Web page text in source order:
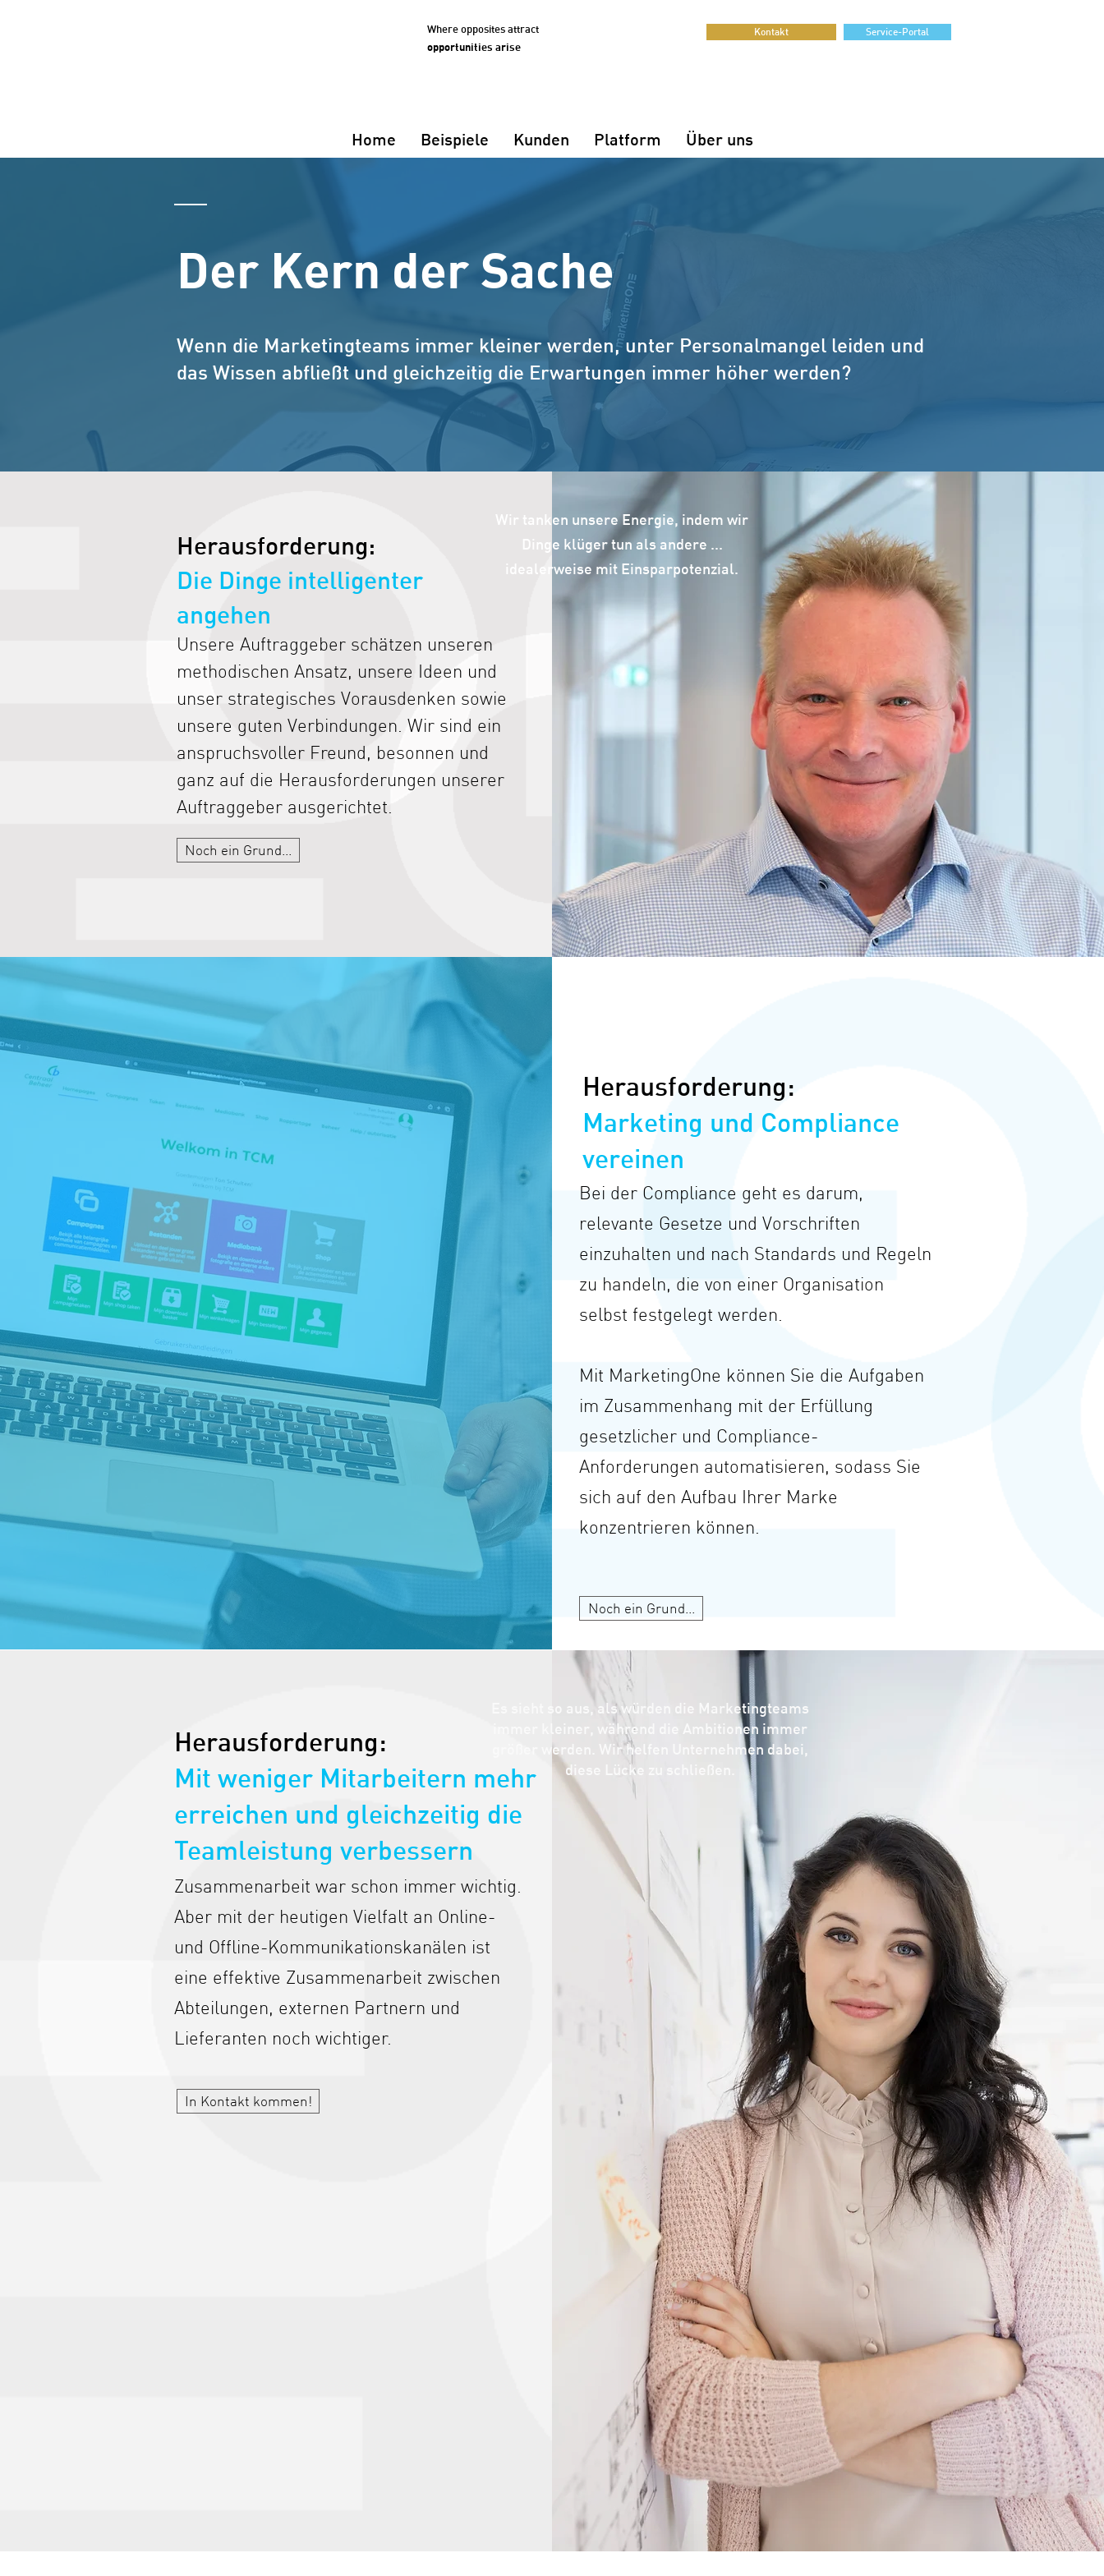
Where opposites attract
opportunities arise
Kontakt Service-Portal
Home Beispiele Kunden Platform Über uns
Der Kern der Sache
Wenn die Marketingteams immer kleiner werden, unter Personalmangel leiden und
das Wissen abfließt und gleichzeitig die Erwartungen immer höher werden?
Herausforderung:
Die Dinge intelligenter
angehen
Unsere Auftraggeber schätzen unseren
methodischen Ansatz, unsere Ideen und
unser strategisches Vorausdenken sowie
unsere guten Verbindungen. Wir sind ein
anspruchsvoller Freund, besonnen und
ganz auf die Herausforderungen unserer
Auftraggeber ausgerichtet.
Noch ein Grund...
Wir tanken unsere Energie, indem wir
Dinge klüger tun als andere ...
idealerweise mit Einsparpotenzial.
Herausforderung:
Marketing und Compliance
vereinen
Bei der Compliance geht es darum,
relevante Gesetze und Vorschriften
einzuhalten und nach Standards und Regeln
zu handeln, die von einer Organisation
selbst festgelegt werden.
Mit MarketingOne können Sie die Aufgaben
im Zusammenhang mit der Erfüllung
gesetzlicher und Compliance-
Anforderungen automatisieren, sodass Sie
sich auf den Aufbau Ihrer Marke
konzentrieren können.
Noch ein Grund...
Herausforderung:
Mit weniger Mitarbeitern mehr
erreichen und gleichzeitig die
Teamleistung verbessern
Zusammenarbeit war schon immer wichtig.
Aber mit der heutigen Vielfalt an Online-
und Offline-Kommunikationskanälen ist
eine effektive Zusammenarbeit zwischen
Abteilungen, externen Partnern und
Lieferanten noch wichtiger.
In Kontakt kommen!
Es sieht so aus, als würden die Marketingteams
immer kleiner, während die Ambitionen immer
größer werden. Wir helfen Unternehmen dabei,
diese Lücke zu schließen.